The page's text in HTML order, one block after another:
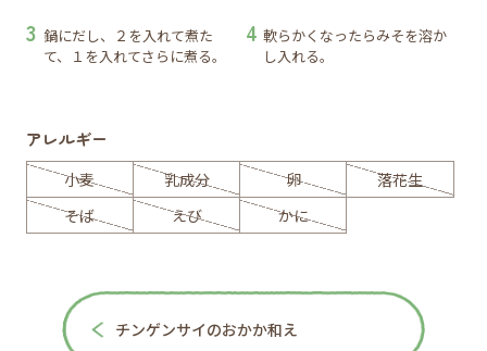
鍋にだし、２を入れて煮た
て、１を入れてさらに煮る。
軟らかくなったらみそを溶か
し入れる。
アレルギー
小麦 乳成分 卵
落花生
そば
えび かに
チンゲンサイのおかか和え